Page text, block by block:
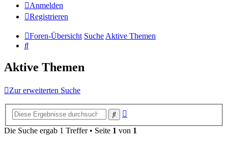
Anmelden
Registrieren
Foren-Übersicht SucheAktive Themen
Suche
Aktive Themen
Zur erweiterten Suche
Suche
Die Suche ergab 1 Treffer • Seite 1 von 1